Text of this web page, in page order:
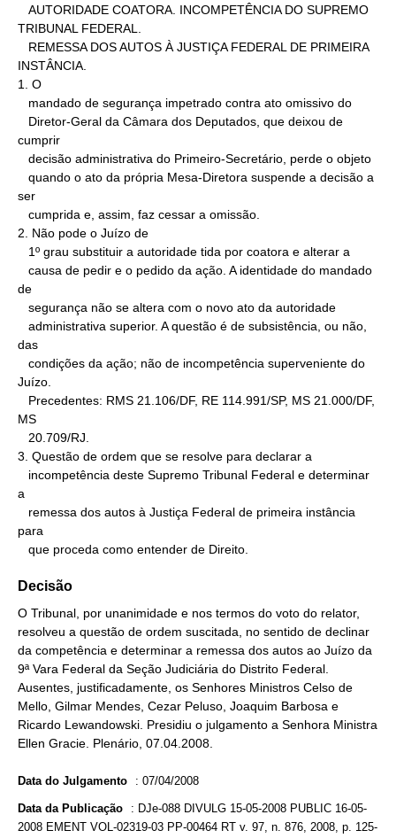
TRIBUNAL FEDERAL.
INSTÂNCIA.
1. O
cumprir
ser
2. Não pode o Juízo de
de
das
Juízo.
MS
3. Questão de ordem que se resolve para declarar a
a
para
   que proceda como entender de Direito.
Decisão
O Tribunal, por unanimidade e nos termos do voto do relator,
resolveu a questão de ordem suscitada, no sentido de declinar
da competência e determinar a remessa dos autos ao Juízo da
9ª Vara Federal da Seção Judiciária do Distrito Federal.
Ausentes, justificadamente, os Senhores Ministros Celso de
Mello, Gilmar Mendes, Cezar Peluso, Joaquim Barbosa e
Ricardo Lewandowski. Presidiu o julgamento a Senhora Ministra
Ellen Gracie. Plenário, 07.04.2008.
Data do Julgamento : 07/04/2008
Data da Publicação : DJe-088 DIVULG 15-05-2008 PUBLIC 16-05-
2008 EMENT VOL-02319-03 PP-00464 RT v. 97, n. 876, 2008, p. 125-